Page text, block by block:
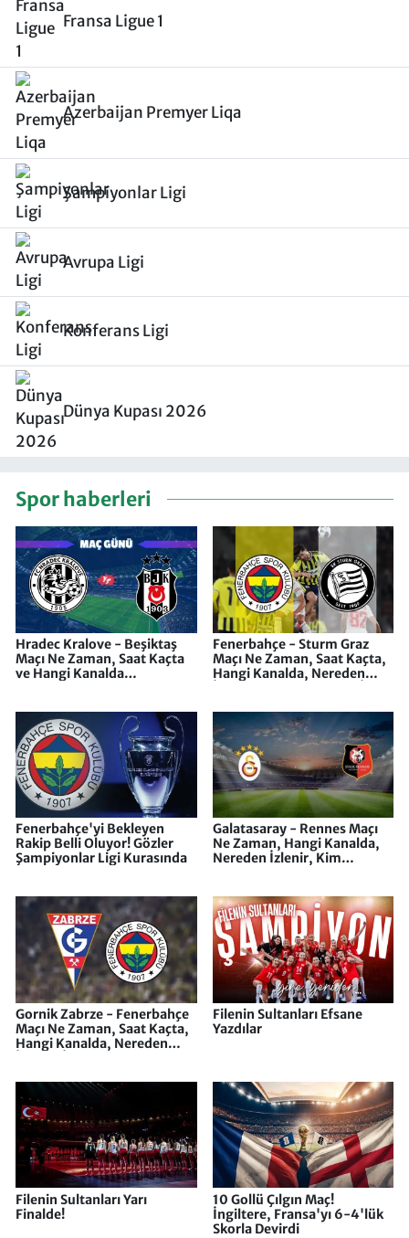
Fransa Ligue 1
Azerbaijan Premyer Liqa
Şampiyonlar Ligi
Avrupa Ligi
Konferans Ligi
Dünya Kupası 2026
Spor haberleri
Hradec Kralove - Beşiktaş
Maçı Ne Zaman, Saat Kaçta
ve Hangi Kanalda
Fenerbahçe - Sturm Graz
Maçı Ne Zaman, Saat Kaçta,
Hangi Kanalda, Nereden
Fenerbahçe'yi Bekleyen
Rakip Belli Oluyor! Gözler
Şampiyonlar Ligi Kurasında
Galatasaray - Rennes Maçı
Ne Zaman, Hangi Kanalda,
Nereden İzlenir, Kim
Gornik Zabrze - Fenerbahçe
Maçı Ne Zaman, Saat Kaçta,
Hangi Kanalda, Nereden
Filenin Sultanları Efsane
Yazdılar
Filenin Sultanları Yarı
Finalde!
10 Gollü Çılgın Maç!
İngiltere, Fransa'yı 6-4'lük
Skorla Devirdi